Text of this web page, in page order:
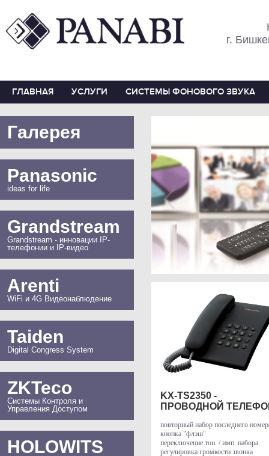
г.
ГЛАВНАЯ УСЛУГИ СИСТЕМЫ ФОНОВОГО ЗВУКА
Галерея
Panasonic
ideas for life
Grandstream
Grandstream - инновации IP-
телефонии и IP-видео
Arenti
WiFi и 4G Видеонаблюдение
Taiden
Digital Congress System
ZKTeco
Системы Контроля и
Управления Доступом
HOLOWITS
KX-TS2350 -
ПРОВОДНОЙ
повторный набор последнего
кнопка "флэш"
переключение тон. / имп. набора
регулировка громкости звонка